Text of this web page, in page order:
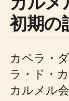
初期の
カペラ・
ラ・ド・
カルメル